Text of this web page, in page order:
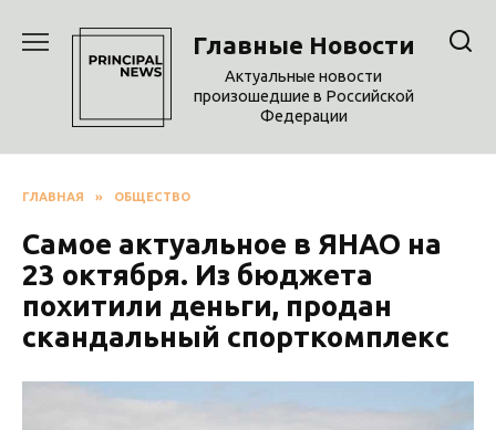
содержанию
Главные Новости
Актуальные новости
произошедшие в Российской
Федерации
ГЛАВНАЯ » ОБЩЕСТВО
Самое актуальное в ЯНАО на
23 октября. Из бюджета
похитили деньги, продан
скандальный спорткомплекс